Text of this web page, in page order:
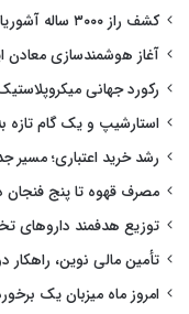
کشف راز ۳۰۰۰ ساله آشوریان
آغاز هوشمندسازی معادن
رکورد جهانی
استارشیپ و یک گام
رشد خرید اعتباری؛ مسیر
مصرف قهوه تا پنج فنجان
توزیع هدفمند داروهای
تأمین مالی نوین،
امروز ماه میزبان یک